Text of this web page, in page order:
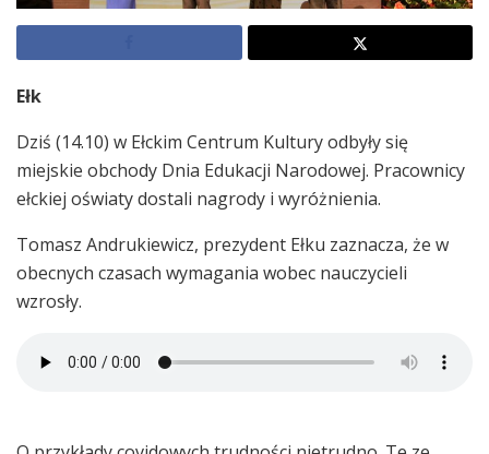
Ełk
Dziś (14.10) w Ełckim Centrum Kultury odbyły się
miejskie obchody Dnia Edukacji Narodowej. Pracownicy
ełckiej oświaty dostali nagrody i wyróżnienia.
Tomasz Andrukiewicz, prezydent Ełku zaznacza, że w
obecnych czasach wymagania wobec nauczycieli
wzrosły.